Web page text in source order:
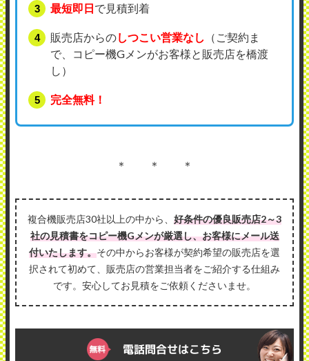
最短即日で見積到着
販売店からのしつこい営業なし
（ご契約ま
で、コピー機Gメンがお客様と販売店を橋渡
し）
完全無料！
＊ ＊ ＊
複合機販売店30社以上の中から、 好条件の優良販売店2～3
社の見積書をコピー機Gメンが厳選し、お客様にメール送
付いたします。その中からお客様が契約希望の販売店を選
択されて初めて、販売店の営業担当者をご紹介する仕組み
です。安心してお見積をご依頼くださいませ。
電話問合せはこちら